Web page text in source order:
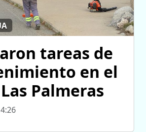
tareas de
en el
Palmeras